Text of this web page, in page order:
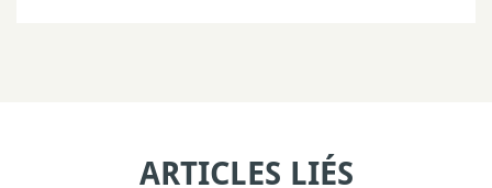
ARTICLES LIÉS